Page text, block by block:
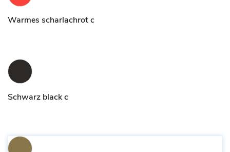
Warmes scharlachrot c
Schwarz black c